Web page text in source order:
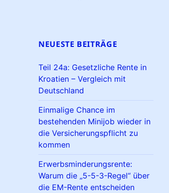
NEUESTE BEITRÄGE
Teil 24a: Gesetzliche Rente in
Kroatien – Vergleich mit
Deutschland
Einmalige Chance im
bestehenden Minijob wieder in
die Versicherungspflicht zu
kommen
Erwerbsminderungsrente:
Warum die „5-5-3-Regel“ über
die EM-Rente entscheiden